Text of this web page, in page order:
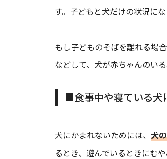
す。子どもと犬だけの状況に
もし子どものそばを離れる場
などして、犬が赤ちゃんのい
■食事中や寝ている犬
犬にかまれないためには、 犬
るとき、遊んでいるときにむ